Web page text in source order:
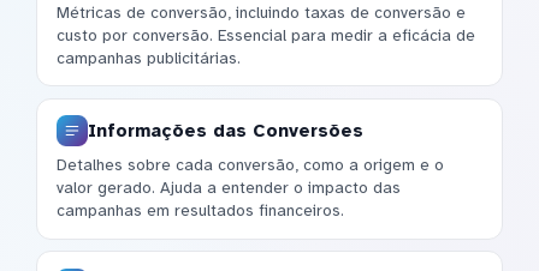
Métricas de conversão, incluindo taxas de conversão e
custo por conversão. Essencial para medir a eficácia de
campanhas publicitárias.
Informações das Conversões
Detalhes sobre cada conversão, como a origem e o
valor gerado. Ajuda a entender o impacto das
campanhas em resultados financeiros.